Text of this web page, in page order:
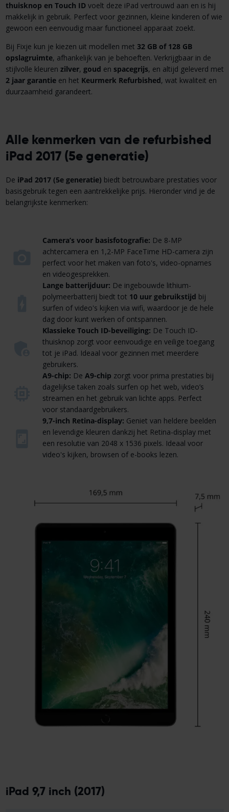
thuisknop en Touch IDvoelt deze iPad vertrouwd aan en is hij
makkelijk in gebruik. Perfect voor gezinnen, kleine kinderen of wie
gewoon een eenvoudig maar functioneel apparaat zoekt.
Bij Fixje kun je kiezen uit modellen met 32 GB of 128 GB
opslagruimte, afhankelijk van je behoeften. Verkrijgbaar in de
stijlvolle kleuren zilver, goud en spacegrijs, en altijd geleverd met
2 jaar garantieen het Keurmerk Refurbished, wat kwaliteit en
duurzaamheid garandeert.
Alle kenmerken van de refurbished
iPad 2017 (5e generatie)
De iPad 2017 (5e generatie) biedt betrouwbare prestaties voor
basisgebruik tegen een aantrekkelijke prijs. Hieronder vind je de
belangrijkste kenmerken:
Camera’s voor basisfotografie: De 8-MP
achtercamera en 1,2-MP FaceTime HD-camera zijn
perfect voor het maken van foto's, video-opnames
en videogesprekken.
Lange batterijduur: De ingebouwde lithium-
polymeerbatterij biedt tot 10 uur gebruikstijd bij
surfen of video's kijken via wifi, waardoor je de hele
dag door kunt werken of ontspannen.
Klassieke Touch ID-beveiliging: De Touch ID-
thuisknop zorgt voor eenvoudige en veilige toegang
tot je iPad. Ideaal voor gezinnen met meerdere
gebruikers.
A9-chip: De A9-chip zorgt voor prima prestaties bij
dagelijkse taken zoals surfen op het web, video’s
streamen en het gebruik van lichte apps. Perfect
voor standaardgebruikers.
9,7-inch Retina-display: Geniet van heldere beelden
en levendige kleuren dankzij het Retina-display met
een resolutie van 2048 x 1536 pixels. Ideaal voor
video's kijken, browsen of e-books lezen.
iPad 9,7 inch (2017)